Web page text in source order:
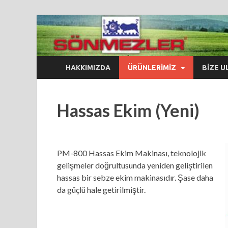
Sönmezler
Güveniniz güvencemizdir…
HAKKIMIZDA ÜRÜNLERIMIZ BIZE
Hassas Ekim (Yeni)
PM-800 Hassas Ekim Makinası, teknolojik
gelişmeler doğrultusunda yeniden geliştirilen
hassas bir sebze ekim makinasıdır. Şase daha
da güçlü hale getirilmiştir.